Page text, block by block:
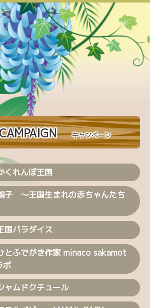
キャンペーン
くれんぼ王国
子 ～王国生まれの赤ちゃんたち
国パラダイス
とふでがき作家 minaco sakamot
ボ
ャムドクチュール